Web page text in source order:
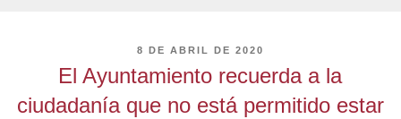
PUBLICADO
8 DE ABRIL DE 2020
El Ayuntamiento recuerda a la
ciudadanía que no está permitido estar